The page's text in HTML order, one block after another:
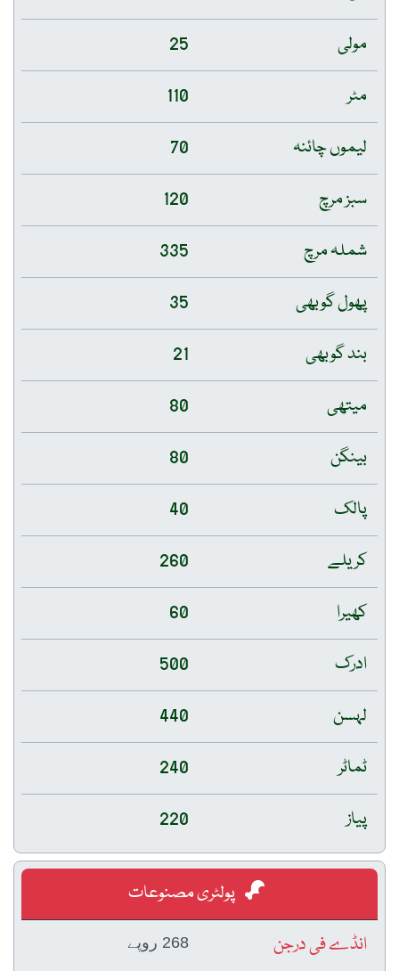
مولی
25
مٹر
110
لیموں چائنہ
70
سبز مرچ
120
شملہ مرچ
335
پھول گوبھی
35
بند گوبھی
21
میتھی
80
بینگن
80
پالک
40
کریلے
260
کھیرا
60
ادرک
500
لہسن
440
ٹماٹر
240
پیاز
220
پولٹری مصنوعات
انڈے فی درجن
268 روپے